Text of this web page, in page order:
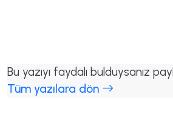
Bu yazıyı faydalı bulduysanız
Tüm yazılara dön